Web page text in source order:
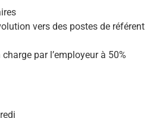
vers des postes de référent
par l’employeur à 50%